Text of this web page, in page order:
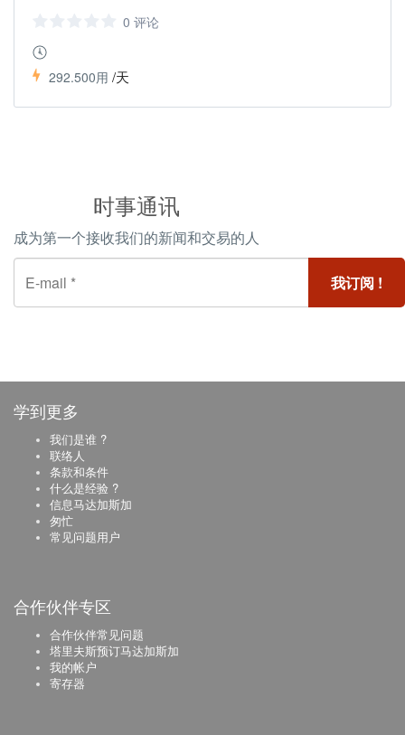
0 评论
292.500用 /天
时事通讯
成为第一个接收我们的新闻和交易的人
学到更多
我们是谁 ?
联络人
条款和条件
什么是经验 ?
信息马达加斯加
匆忙
常见问题用户
合作伙伴专区
合作伙伴常见问题
塔里夫斯预订马达加斯加
我的帐户
寄存器